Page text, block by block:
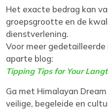
Het exacte bedrag kan
groepsgrootte en de
dienstverlening.
Voor meer
aparte blog:
Tipping Tips for Your
Ga met Himalayan
veilige, begeleide en